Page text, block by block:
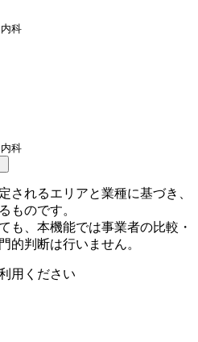
科
科
れるエリアと業種に基づき、
ものです。
も、本機能では事業者の比較・
的判断は行いません。
用ください